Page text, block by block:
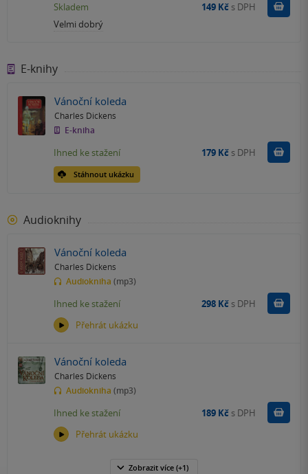
Velmi dobrý
Skladem 149 Kč s DPH
E-knihy
Vánoční koleda
Charles Dickens
E-kniha
Stáhnout ukázku
Ihned ke stažení 179 Kč s DPH Koupit
Audioknihy
Vánoční koleda
Charles Dickens
Audiokniha (mp3)
Přehrát ukázku
Ihned ke stažení 298 Kč s DPH Koupit
Vánoční koleda
Charles Dickens
Audiokniha (mp3)
Přehrát ukázku
Ihned ke stažení 189 Kč s DPH Koupit
Zobrazit více (+1)